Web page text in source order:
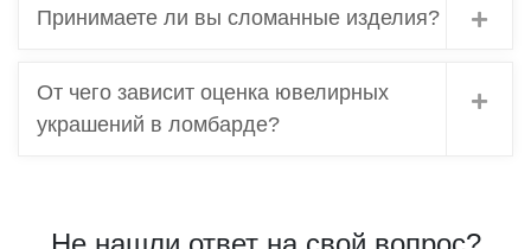
От чего зависит оценка ювелирных